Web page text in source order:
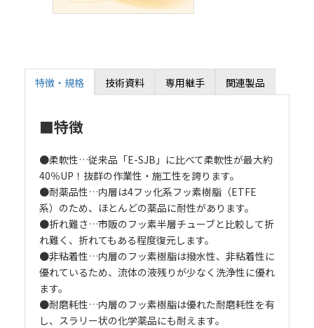
特徴・規格 技術資料 専用継手 関連製品
■特徴
●柔軟性…従来品「E-SJB」に比べて柔軟性が最大約
40％UP！抜群の作業性・施工性を誇ります。
●耐薬品性…内層は4フッ化系フッ素樹脂（ETFE
系）のため、ほとんどの薬品に耐性があります。
●折れ難さ…市販のフッ素半層チューブと比較して折
れ難く、折れてもある程度復元します。
●非粘着性…内層のフッ素樹脂は撥水性、非粘着性に
優れているため、流体の液残りが少なく洗浄性に優れ
ます。
●耐磨耗性…内層のフッ素樹脂は優れた耐磨耗性を有
し、スラリー状の化学薬品にも耐えます。